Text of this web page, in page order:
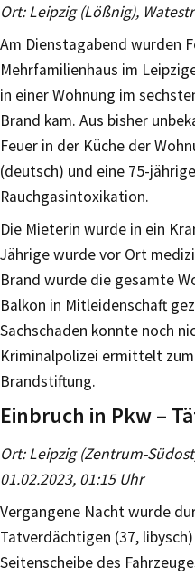
Ort: Leipzig (Lößnig),
Am Dienstagabend wurden
Mehrfamilienhaus im
in einer Wohnung im
Brand kam. Aus bisher
Feuer in der Küche der
(deutsch) und eine 75-
Rauchgasintoxikation.
Die Mieterin wurde in ein
Jährige wurde vor Ort
Brand wurde die gesamte
Balkon in Mitleidenschaft
Sachschaden konnte noch
Kriminalpolizei ermittelt
Brandstiftung.
Einbruch in Pkw –
Ort: Leipzig (Zentrum-
01.02.2023, 01:15 Uhr
Vergangene Nacht wurde
Tatverdächtigen (37,
Seitenscheibe des